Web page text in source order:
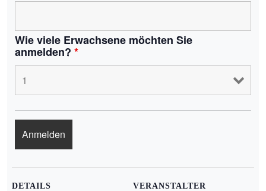
Wie viele Erwachsene möchten Sie
anmelden? *
DETAILS VERANSTALTER